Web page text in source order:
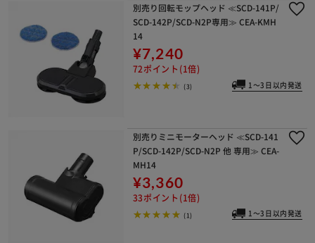
別売り回転モップヘッド ≪SCD-141P/
SCD-142P/SCD-N2P専用≫ CEA-KMH
14
¥7,240
72ポイント(1倍)
(3) 1～3日以内発送
別売りミニモーターヘッド ≪SCD-141
P/SCD-142P/SCD-N2P 他 専用≫ CEA-
MH14
¥3,360
33ポイント(1倍)
(1) 1～3日以内発送